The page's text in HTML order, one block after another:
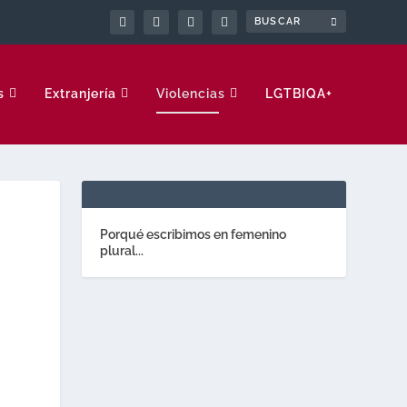
Extranjería Violencias LGTBIQA+
Porqué escribimos en femenino
plural...